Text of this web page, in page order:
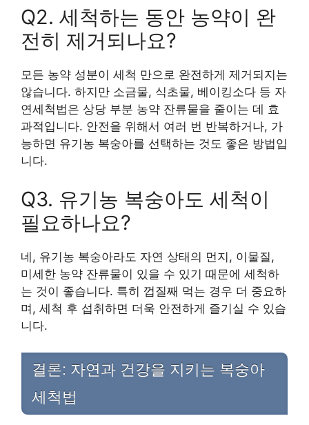
Q2. 세척하는 동안 농약이 완
전히 제거되나요?
모든 농약 성분이 세척 만으로 완전하게 제거되지는
않습니다. 하지만 소금물, 식초물, 베이킹소다 등 자
연세척법은 상당 부분 농약 잔류물을 줄이는 데 효
과적입니다. 안전을 위해서 여러 번 반복하거나, 가
능하면 유기농 복숭아를 선택하는 것도 좋은 방법입
니다.
Q3. 유기농 복숭아도 세척이
필요하나요?
네, 유기농 복숭아라도 자연 상태의 먼지, 이물질,
미세한 농약 잔류물이 있을 수 있기 때문에 세척하
는 것이 좋습니다. 특히 껍질째 먹는 경우 더 중요하
며, 세척 후 섭취하면 더욱 안전하게 즐기실 수 있습
니다.
결론: 자연과 건강을 지키는 복숭아
세척법